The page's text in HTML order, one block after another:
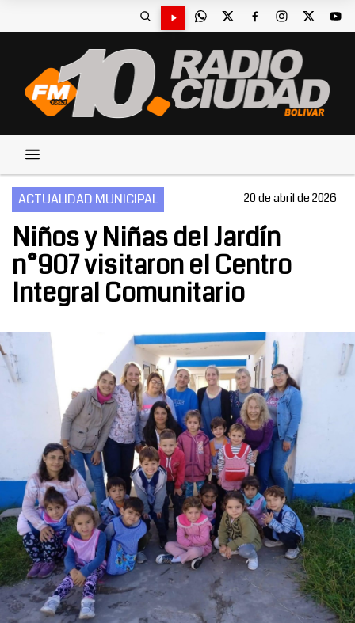
ACTUALIDAD MUNICIPAL 20 de abril de 2026
Niños y Niñas del Jardín
n°907 visitaron el Centro
Integral Comunitario